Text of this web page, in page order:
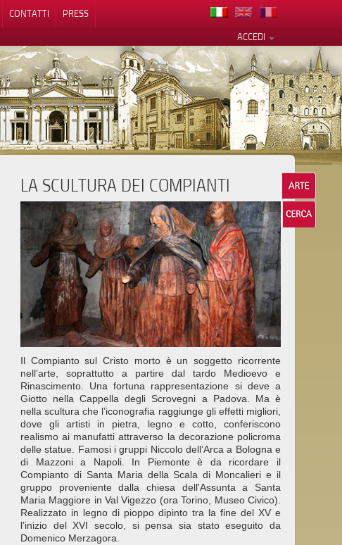
CONTATTI
PRESS
ACCEDI
LA SCULTURA DEI COMPIANTI
Il Compianto sul Cristo morto è un soggetto ricorrente
nell’arte, soprattutto a partire dal tardo Medioevo e
Rinascimento. Una fortuna rappresentazione si deve a
Giotto nella Cappella degli Scrovegni a Padova. Ma è
nella scultura che l’iconografia raggiunge gli effetti migliori,
dove gli artisti in pietra, legno e cotto, conferiscono
realismo ai manufatti attraverso la decorazione policroma
delle statue. Famosi i gruppi Niccolo dell’Arca a Bologna e
di Mazzoni a Napoli. In Piemonte è da ricordare il
Compianto di Santa Maria della Scala di Moncalieri e il
gruppo proveniente dalla chiesa dell'Assunta a Santa
Maria Maggiore in Val Vigezzo (ora Torino, Museo Civico).
Realizzato in legno di pioppo dipinto tra la fine del XV e
l’inizio del XVI secolo, si pensa sia stato eseguito da
Domenico Merzagora.